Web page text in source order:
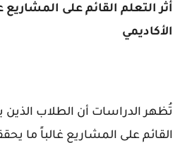
أثر التعلم القائم على
الأكاديمي
تُظهر الدراسات أن الطلاب
القائم على المشاريع غالباً ما